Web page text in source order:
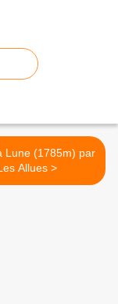
Lune (1785m) par
Les Allues >